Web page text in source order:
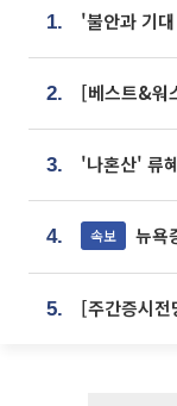
1.
2.
3.
4. 속보 뉴욕
5.